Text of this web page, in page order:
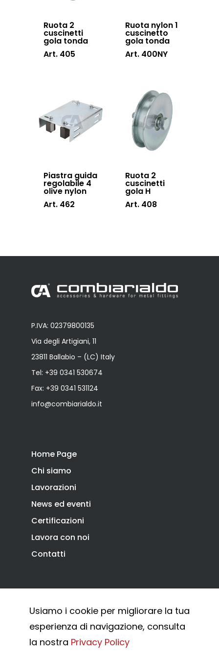
Ruota 2
cuscinetti
gola tonda
Art. 405
Ruota nylon 1
cuscinetto
gola tonda
Art. 400NY
Piastra guida
regolabile 4
olive nylon
Art. 462
Ruota 2
cuscinetti
gola H
Art. 408
P.IVA: 02379800135
Via degli Artigiani, 11
23811 Ballabio – (LC) Italy
Tel: +39 0341 530674
Fax: +39 0341 531124
info@combiarialdo.it
Home Page
Chi siamo
Lavorazioni
News ed eventi
Certificazioni
Lavora con noi
Contatti
Privacy Policy
Cookie Policy
Whistleblowing
© 2026 Combi Arialdo.
Usiamo i cookie per migliorare la tua
esperienza di navigazione, consulta
la nostra Privacy Policy